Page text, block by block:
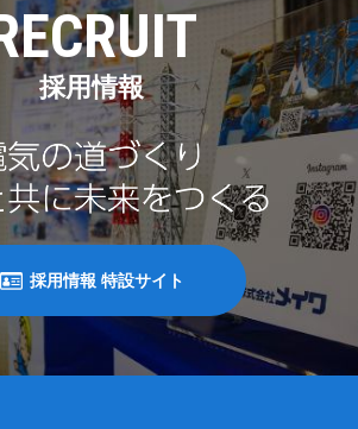
採用情報
採用情報 特設サイト